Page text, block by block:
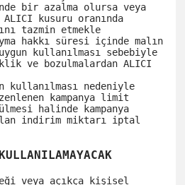
bir azalma olursa veya
kusuru oranında
tazmin etmekle
hakkı süresi içinde malın
kullanılması sebebiyle
ve bozulmalardan ALICI
kampanya limit
halinde kampanya
indirim miktarı iptal